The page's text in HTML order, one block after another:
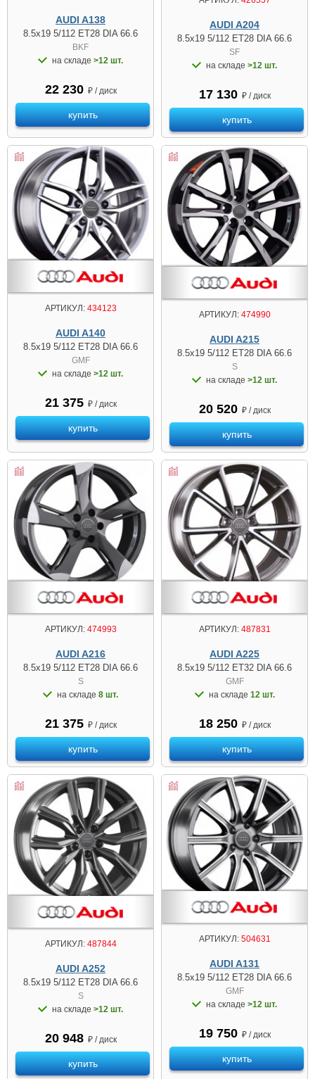
AUDI A138
8.5x19 5/112 ET28 DIA 66.6
BKF
на складе >12 шт.
22 230 ₽ / диск
купить
AUDI A204
8.5x19 5/112 ET28 DIA 66.6
SF
на складе >12 шт.
17 130 ₽ / диск
купить
АРТИКУЛ:434123
AUDI A140
8.5x19 5/112 ET28 DIA 66.6
GMF
на складе >12 шт.
21 375 ₽ / диск
купить
АРТИКУЛ:474990
AUDI A215
8.5x19 5/112 ET28 DIA 66.6
S
на складе >12 шт.
20 520 ₽ / диск
купить
АРТИКУЛ:474993
AUDI A216
8.5x19 5/112 ET28 DIA 66.6
S
на складе 8 шт.
21 375 ₽ / диск
купить
АРТИКУЛ:487831
AUDI A225
8.5x19 5/112 ET32 DIA 66.6
GMF
на складе 12 шт.
18 250 ₽ / диск
купить
АРТИКУЛ:487844
AUDI A252
8.5x19 5/112 ET28 DIA 66.6
S
на складе >12 шт.
20 948 ₽ / диск
купить
АРТИКУЛ:504631
AUDI A131
8.5x19 5/112 ET28 DIA 66.6
GMF
на складе >12 шт.
19 750 ₽ / диск
купить